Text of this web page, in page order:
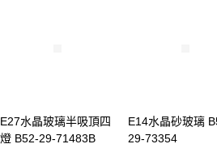
E27水晶玻璃半吸頂四
燈 B52-29-71483B
E14水晶砂玻璃
29-73354